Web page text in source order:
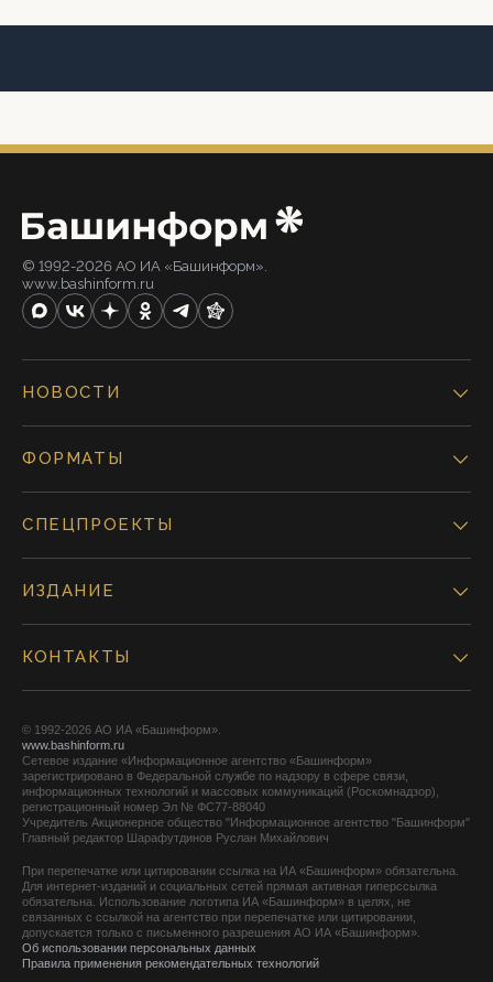
© 1992-2026 АО ИА «Башинформ».
www.bashinform.ru
НОВОСТИ
ФОРМАТЫ
СПЕЦПРОЕКТЫ
ИЗДАНИЕ
КОНТАКТЫ
© 1992-2026 АО ИА «Башинформ».
www.bashinform.ru
Сетевое издание «Информационное агентство «Башинформ»
зарегистрировано в Федеральной службе по надзору в сфере связи,
информационных технологий и массовых коммуникаций (Роскомнадзор),
регистрационный номер Эл № ФС77-88040
Учредитель Акционерное общество "Информационное агентство "Башинформ"
Главный редактор Шарафутдинов Руслан Михайлович
При перепечатке или цитировании ссылка на ИА «Башинформ» обязательна.
Для интернет-изданий и социальных сетей прямая активная гиперссылка
обязательна. Использование логотипа ИА «Башинформ» в целях, не
связанных с ссылкой на агентство при перепечатке или цитировании,
допускается только с письменного разрешения АО ИА «Башинформ».
Об использовании персональных данных
Правила применения рекомендательных технологий